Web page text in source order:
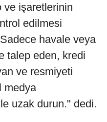
ve işaretlerinin
edilmesi
havale veya
talep eden, kredi
ve resmiyeti
medya
uzak durun." dedi.